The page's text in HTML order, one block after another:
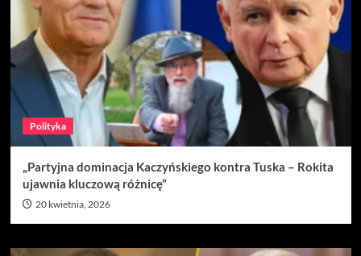
Polityka
„Partyjna dominacja Kaczyńskiego kontra Tuska – Rokita
ujawnia kluczową różnicę”
20 kwietnia, 2026